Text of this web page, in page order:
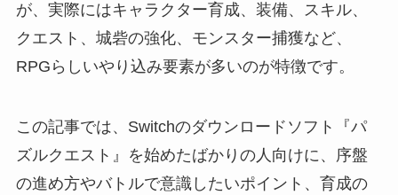
が、実際にはキャラクター育成、装備、スキル、
クエスト、城砦の強化、モンスター捕獲など、
RPGらしいやり込み要素が多いのが特徴です。
この記事では、Switchのダウンロードソフト『パ
ズルクエスト』を始めたばかりの人向けに、序盤
の進め方やバトルで意識したいポイント、育成の